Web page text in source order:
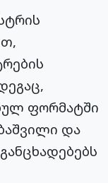
ფორმატში
და